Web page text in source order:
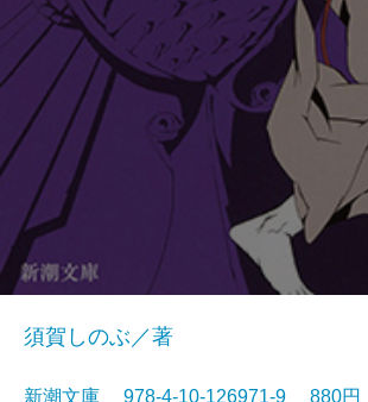
須賀しのぶ／著
新潮文庫 978-4-10-126971-9 880